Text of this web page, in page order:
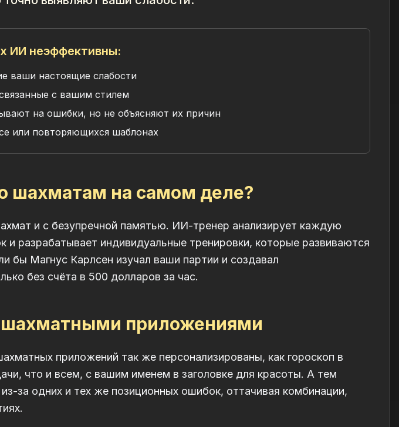
ИИ неэффективны:
ваши настоящие слабости
с вашим стилем
на ошибки, но не объясняют их причин
или повторяющихся шаблонах
шахматам на самом деле?
и с безупречной памятью. ИИ-тренер анализирует каждую
разрабатывает индивидуальные тренировки, которые развиваются
бы Магнус Карлсен изучал ваши партии и создавал
без счёта в 500 долларов за час.
приложениями
приложений так же персонализированы, как гороскоп в
что и всем, с вашим именем в заголовке для красоты. А тем
за одних и тех же позиционных ошибок, оттачивая комбинации,